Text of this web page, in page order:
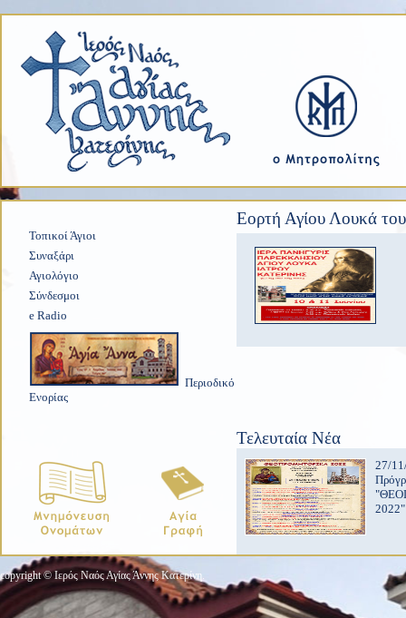
Τοπικοί Άγιοι
Συναξάρι
Αγιολόγιο
Σύνδεσμοι
e Radio
Περιοδικό
Ενορίας
Εορτή Αγίου Λουκά του
Τελευταία Νέα
27/
2022"
copyright © Ιερός Ναός Αγίας Άννης Κατερίνη.